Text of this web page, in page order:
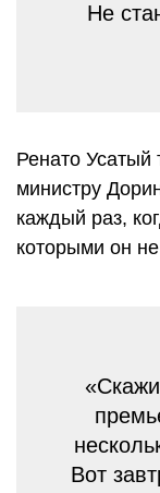
Не
Ренато
министру
каждый раз,
которыми он
Вот